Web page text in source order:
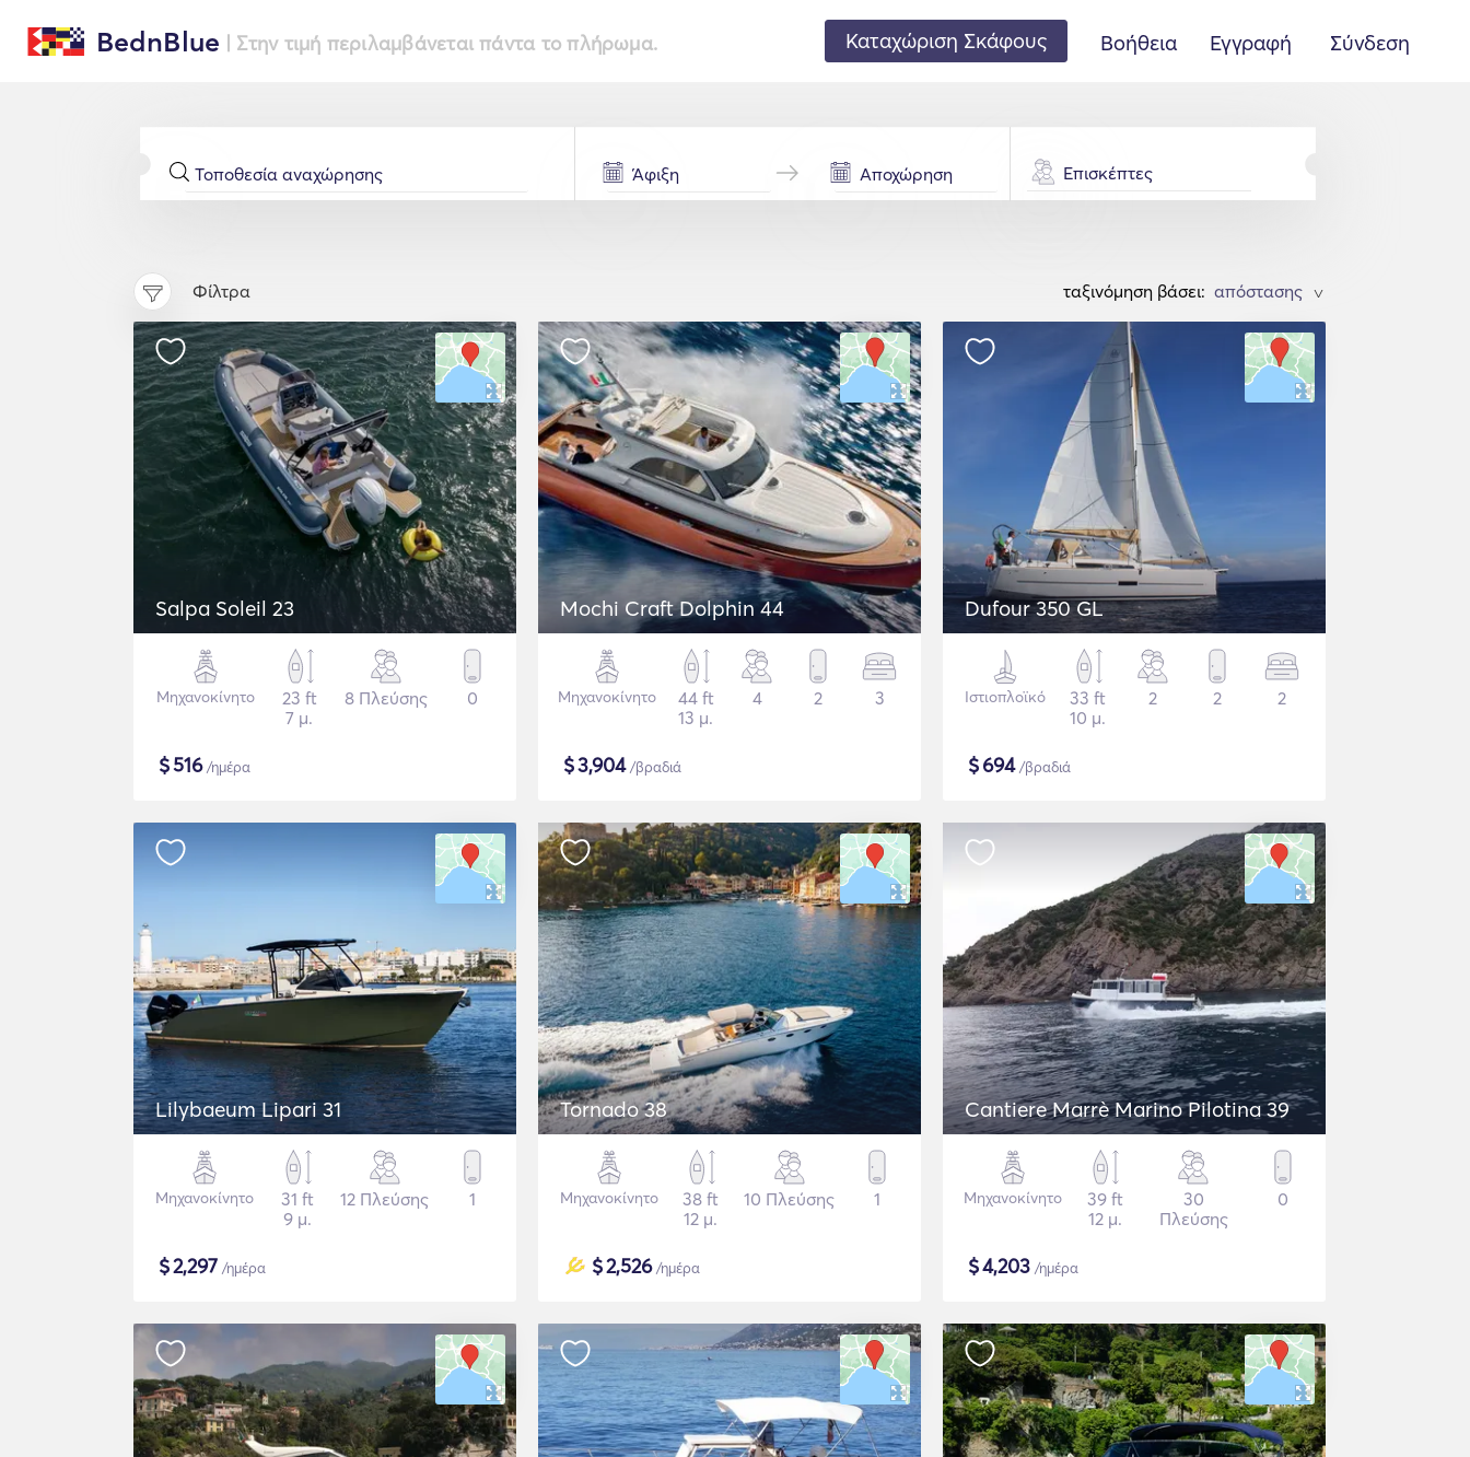
BednBlue | Στην τιμή περιλαμβάνεται πάντα το πλήρωμα. Καταχώριση Σκάφους Βοήθεια Εγγραφή Σύνδεση
Επισκέπτες
Φίλτρα ταξινόμηση βάσει: >
Salpa Soleil 23
Μηχανοκίνητο
23 ft
7 μ.
8 Πλεύσης 0
$516/ημέρα
Mochi Craft Dolphin 44
Μηχανοκίνητο
44 ft
13 μ.
4 2 3
$3,904/βραδιά
Dufour 350 GL
Ιστιοπλοϊκό
33 ft
10 μ.
2 2 2
$694/βραδιά
Lilybaeum Lipari 31
Μηχανοκίνητο
31 ft
9 μ.
12 Πλεύσης 1
$2,297 /ημέρα
Tornado 38
Μηχανοκίνητο
38 ft
12 μ.
10 Πλεύσης 1
$2,526/ημέρα
Cantiere Marrè Marino Pilotina 39
Μηχανοκίνητο
39 ft
12 μ.
30
Πλεύσης
0
$4,203 /ημέρα